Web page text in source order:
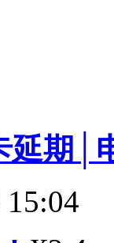
延期│